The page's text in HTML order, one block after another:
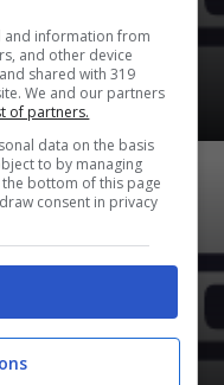
e
Conte:
A
and information from
and other device
shared with 319
We and our partners
of partners.
data on the basis
to by managing
bottom of this page
consent in privacy